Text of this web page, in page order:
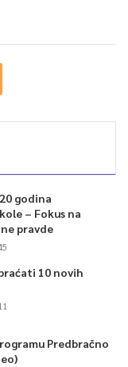
godina
– Fokus na
pravde
10 novih
Predbračno